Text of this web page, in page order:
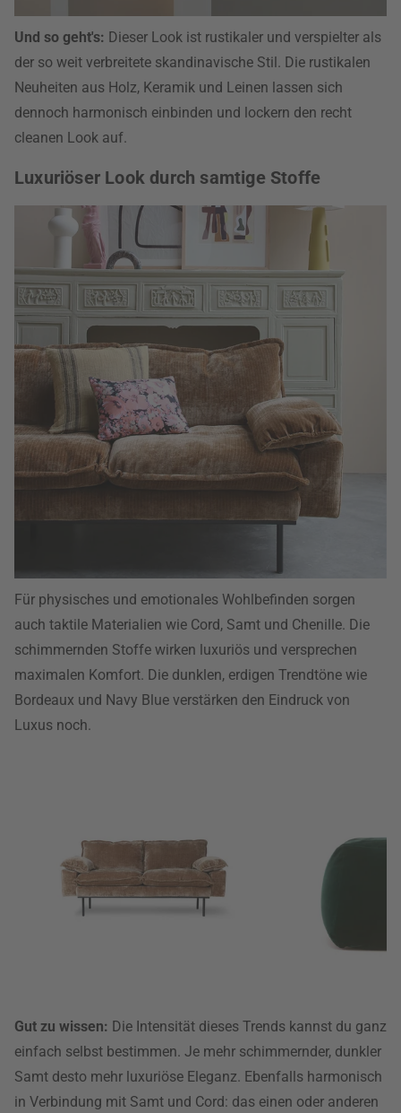
Und so geht's: Dieser Look ist rustikaler und verspielter als
der so weit verbreitete skandinavische Stil. Die rustikalen
Neuheiten aus Holz, Keramik und Leinen lassen sich
dennoch harmonisch einbinden und lockern den recht
cleanen Look auf.
Luxuriöser Look durch samtige Stoffe
Für physisches und emotionales Wohlbefinden sorgen
auch taktile Materialien wie Cord, Samt und Chenille. Die
schimmernden Stoffe wirken luxuriös und versprechen
maximalen Komfort. Die dunklen, erdigen Trendtöne wie
Bordeaux und Navy Blue verstärken den Eindruck von
Luxus noch.
Gut zu wissen: Die Intensität dieses Trends kannst du ganz
einfach selbst bestimmen. Je mehr schimmernder, dunkler
Samt desto mehr luxuriöse Eleganz. Ebenfalls harmonisch
in Verbindung mit Samt und Cord: das einen oder anderen